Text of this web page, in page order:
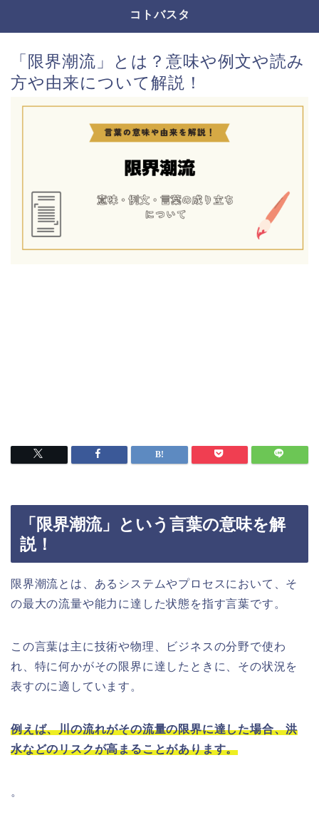
コトバスタ
「限界潮流」とは？意味や例文や読み
方や由来について解説！
「限界潮流」という言葉の意味を解
説！
限界潮流とは、あるシステムやプロセスにおいて、そ
の最大の流量や能力に達した状態を指す言葉です。
この言葉は主に技術や物理、ビジネスの分野で使わ
れ、特に何かがその限界に達したときに、その状況を
表すのに適しています。
例えば、川の流れがその流量の限界に達した場合、洪
水などのリスクが高まることがあります。
。